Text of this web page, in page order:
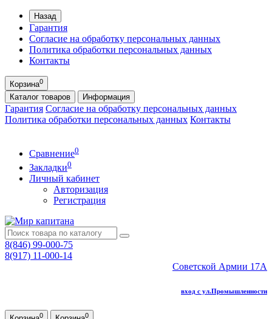
Назад
Гарантия
Согласие на обработку персональных данных
Политика обработки персональных данных
Контакты
Корзина0
Каталог товаров Информация
Гарантия Согласие на обработку персональных данных
Политика обработки персональных данных Контакты
Сравнение0
Закладки0
Личный кабинет
Авторизация
Регистрация
8(846) 99-000-75
8(917) 11-000-14
Советской Армии 17А
вход с ул.Промышленности
0 0